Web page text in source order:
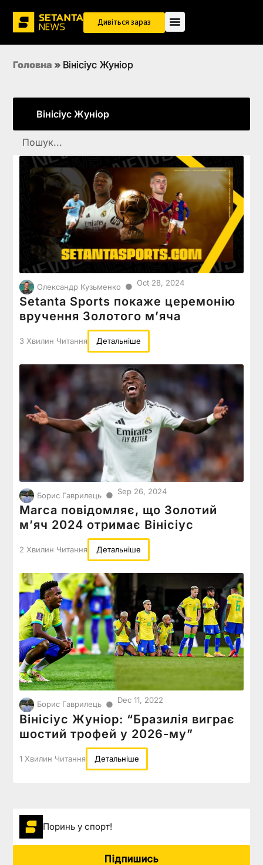
Дивіться зараз
Головна » Вінісіус Жуніор
Вінісіус Жуніор
Олександр Кузьменко ● Oct 28, 2024
Setanta Sports покаже церемонію
вручення Золотого мʼяча
3 Хвилин Читання Детальніше
Борис Гаврилець ● Sep 26, 2024
Marca повідомляє, що Золотий
м’яч 2024 отримає Вінісіус
2 Хвилин Читання Детальніше
Борис Гаврилець ● Dec 11, 2022
Вінісіус Жуніор: “Бразилія виграє
шостий трофей у 2026-му”
1 Хвилин Читання Детальніше
Поринь у спорт!
Підпишись